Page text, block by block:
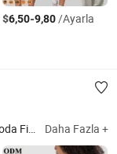
$6,50-9,80/Ayarla
Spor Giyim, Yoga Giyimi, Spor Salonu Giyimi, Moda Fitness, Spor Giyim, Kapüşonlu Üstler, Spor Giyim Fitness Giyimi, Eşofman, Yüzme Giyimi, Erkek Spor Giyimi Daha Fazla +